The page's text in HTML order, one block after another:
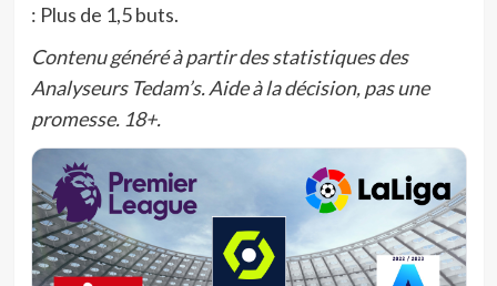
: Plus de 1,5 buts.
Contenu généré à partir des statistiques des
Analyseurs Tedam’s. Aide à la décision, pas une
promesse. 18+.